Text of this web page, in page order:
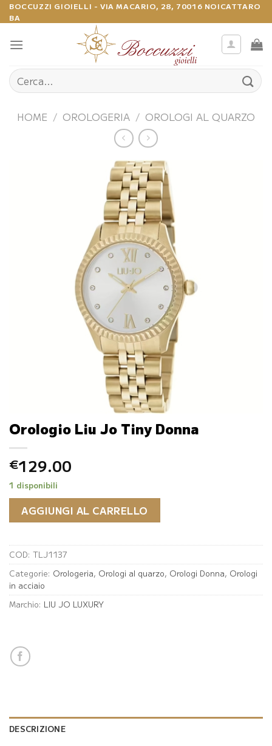
Salta
ai
contenuti
BOCCUZZI GIOIELLI - VIA MACARIO, 28, 70016 NOICATTARO
BA
Cerca:
HOME / OROLOGERIA / OROLOGI AL QUARZO
Orologio Liu Jo Tiny Donna
€129.00
1 disponibili
AGGIUNGI AL CARRELLO
COD: TLJ1137
Categorie: Orologeria, Orologi al quarzo, Orologi Donna, Orologi
in acciaio
Marchio: LIU JO LUXURY
DESCRIZIONE